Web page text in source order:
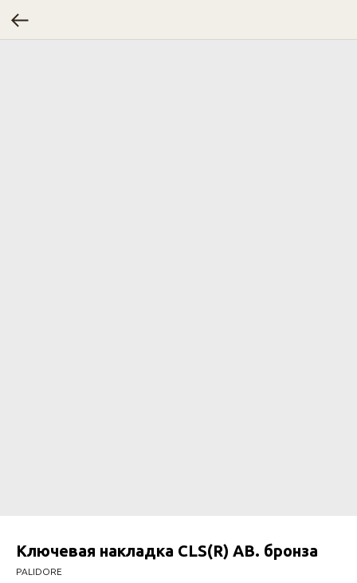
Ключевая накладка CLS(R) АВ. бронза
PALIDORE